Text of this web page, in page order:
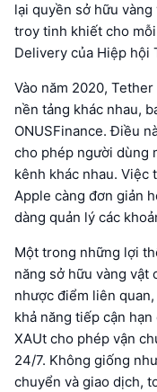
lại quyền sở hữu
troy tinh khiết cho
Delivery của Hiệp hội
Vào năm 2020,
nền tảng khác nhau,
ONUSFinance. Điều
cho phép người dùng
kênh khác nhau. Việc
Apple càng đơn giản
dàng quản lý các
Một trong những lợi
năng sở hữu vàng vật
nhược điểm liên
khả năng tiếp cận
XAUt cho phép vận
24/7. Không giống
chuyển và giao dịch,